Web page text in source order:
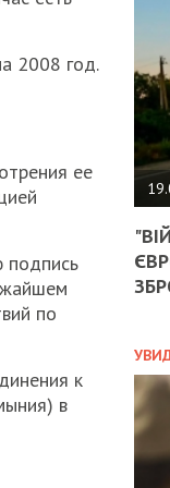
2008 год.
ее
подпись
по
к
в
НА